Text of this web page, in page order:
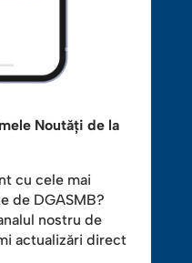
Noutăți de la
cu cele mai
de DGASMB?
nostru de
actualizări direct